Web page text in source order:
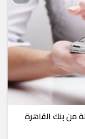
من بنك القاهرة